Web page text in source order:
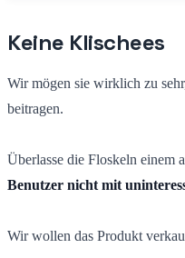
Keine Klischees
Wir mögen sie wirklich zu
beitragen.
Überlasse die Floskeln einem
Benutzer nicht mit
Wir wollen das Produkt